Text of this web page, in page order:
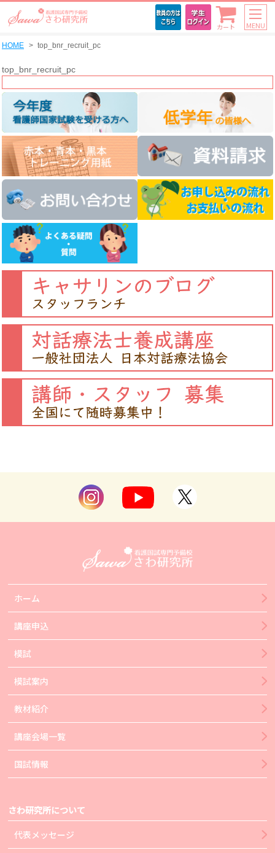
カート MENU
HOME top_bnr_recruit_pc
top_bnr_recruit_pc
ホーム
講座申込
模試
模試案内
教材紹介
講座会場一覧
国試情報
さわ研究所について
代表メッセージ